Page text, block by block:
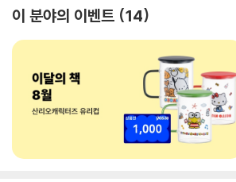
이 분야의 이벤트 14